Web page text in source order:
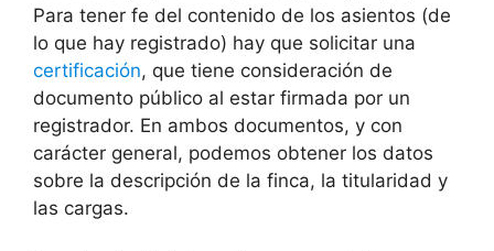
Para tener fe del contenido de los asientos (de
lo que hay registrado) hay que solicitar una
certificación, que tiene consideración de
documento público al estar firmada por un
registrador. En ambos documentos, y con
carácter general, podemos obtener los datos
sobre la descripción de la finca, la titularidad y
las cargas.